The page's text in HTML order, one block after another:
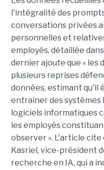
l'intégralité des
conversations privées
personnelles et
employés, détaillée
dernier ajoute que « les
plusieurs reprises
données, estimant qu'il
entraîner des systèmes
logiciels informatiques
les employés
observer ». L'article
Kasriel, vice-président
recherche en IA, qui a